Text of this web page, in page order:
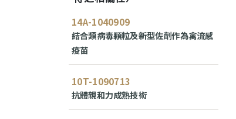
14A-1040909
結合類病毒顆粒及新型佐劑作為禽流感
疫苗
10T-1090713
抗體親和力成熟技術